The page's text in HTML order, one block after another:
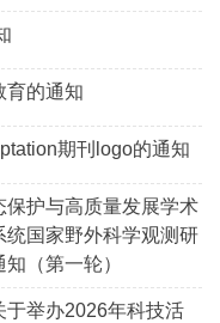
育的通知
期刊logo的通知
保护与高质量发展学术
国家野外科学观测研
（第一轮）
于举办2026年科技活